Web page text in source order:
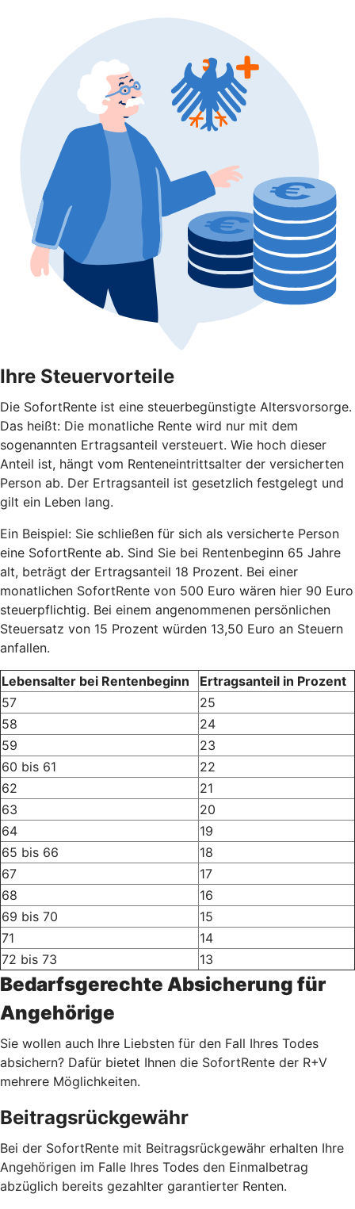
Ihre Steuervorteile
Die SofortRente ist eine steuerbegünstigte Altersvorsorge.
Das heißt: Die monatliche Rente wird nur mit dem
sogenannten Ertragsanteil versteuert. Wie hoch dieser
Anteil ist, hängt vom Renteneintrittsalter der versicherten
Person ab. Der Ertragsanteil ist gesetzlich festgelegt und
gilt ein Leben lang.
Ein Beispiel: Sie schließen für sich als versicherte Person
eine SofortRente ab. Sind Sie bei Rentenbeginn 65 Jahre
alt, beträgt der Ertragsanteil 18 Prozent. Bei einer
monatlichen SofortRente von 500 Euro wären hier 90 Euro
steuerpflichtig. Bei einem angenommenen persönlichen
Steuersatz von 15 Prozent würden 13,50 Euro an Steuern
anfallen.
Lebensalter bei Rentenbeginn
Ertragsanteil in Prozent
57
25
58
24
59
23
60 bis 61
22
62
21
63
20
64
19
65 bis 66
18
67
17
68
16
69 bis 70
15
71
14
72 bis 73
13
Bedarfsgerechte Absicherung für
Angehörige
Sie wollen auch Ihre Liebsten für den Fall Ihres Todes
absichern? Dafür bietet Ihnen die SofortRente der R+V
mehrere Möglichkeiten.
Beitragsrückgewähr
Bei der SofortRente mit Beitragsrückgewähr erhalten Ihre
Angehörigen im Falle Ihres Todes den Einmalbetrag
abzüglich bereits gezahlter garantierter Renten.